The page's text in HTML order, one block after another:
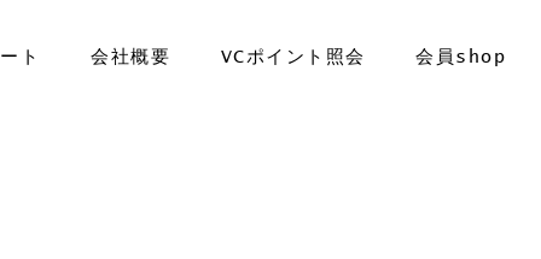
ト 会社概要 VCポイント照会 会員shop